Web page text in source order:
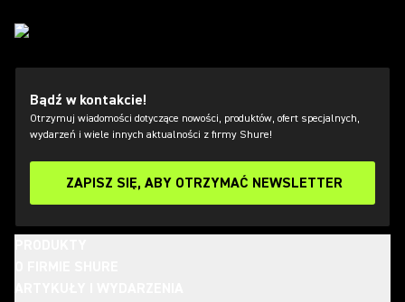
Bądź w kontakcie!
Otrzymuj wiadomości dotyczące nowości, produktów, ofert specjalnych,
wydarzeń i wiele innych aktualności z firmy Shure!
ZAPISZ SIĘ, ABY OTRZYMAĆ NEWSLETTER